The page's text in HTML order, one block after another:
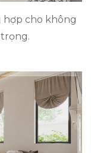
hợp cho không